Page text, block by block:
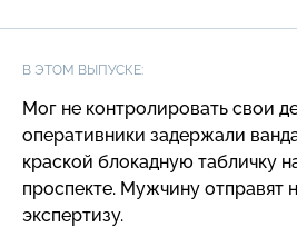
В ЭТОМ ВЫПУСКЕ:
Мог не контролировать свои
оперативники задержали
краской блокадную табличку
проспекте. Мужчину отправят
экспертизу.